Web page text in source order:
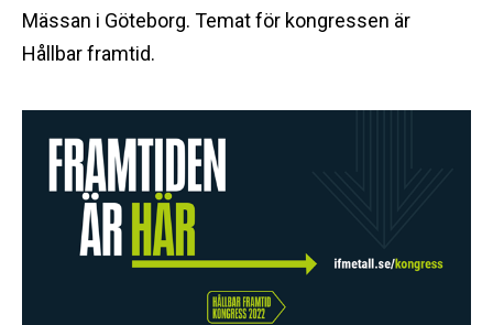
Mässan i Göteborg. Temat för kongressen är
Hållbar framtid.